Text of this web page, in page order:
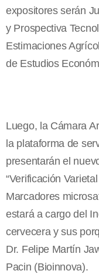
expositores serán
y Prospectiva
Estimaciones
de Estudios
Luego, la Cámara
la plataforma de
presentarán el
“Verificación
Marcadores
estará a cargo del
cervecera y sus
Dr. Felipe Martín
Pacin (Bioinnova).